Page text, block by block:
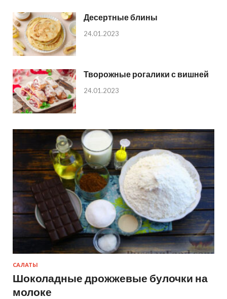
Десертные блины
24.01.2023
Творожные рогалики с вишней
24.01.2023
САЛАТЫ
Шоколадные дрожжевые булочки на
молоке